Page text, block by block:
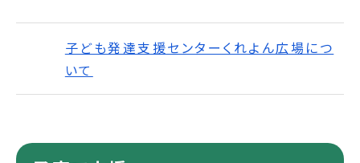
子ども発達支援センターくれよん広場につ
いて